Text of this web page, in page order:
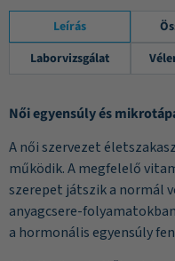
Leírás
Laborvizsgálat
Női egyensúly és
A női szervezet
működik. A megfelelő
szerepet játszik a normál
anyagcsere-
a hormonális egyensúly